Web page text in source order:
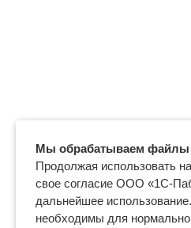
Мы обрабатываем файлы
Продолжая использовать
свое согласие ООО «1С-
дальнейшее
необходимы для